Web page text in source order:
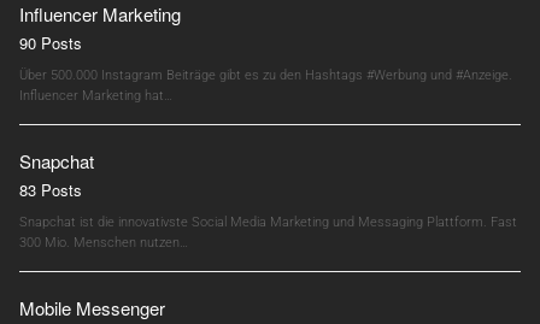
Influencer Marketing
90 Posts
Über 500.000 Instagram Beiträge gibt es zu den Hashtags #Werbung und #Anzeige.
Influencer Marketing hat…
Snapchat
83 Posts
Snapchat ist die innovativste Social Media Marketing und Messaging Plattform. Fast
300 Mio. Menschen nutzen…
Mobile Messenger